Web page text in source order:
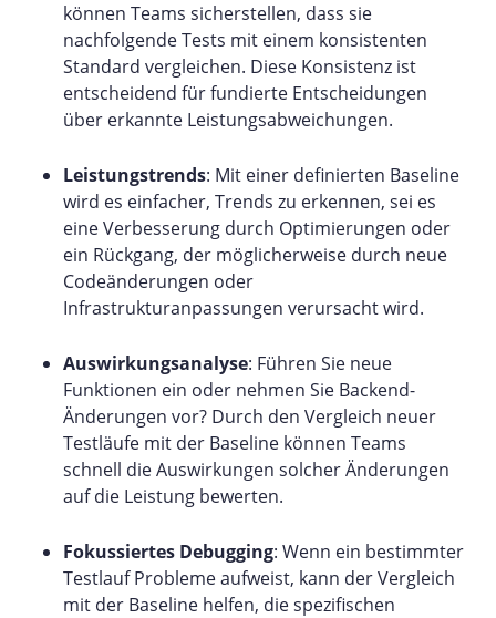
können Teams sicherstellen, dass sie
nachfolgende Tests mit einem konsistenten
Standard vergleichen. Diese Konsistenz ist
entscheidend für fundierte Entscheidungen
über erkannte Leistungsabweichungen.
Leistungstrends: Mit einer definierten Baseline
wird es einfacher, Trends zu erkennen, sei es
eine Verbesserung durch Optimierungen oder
ein Rückgang, der möglicherweise durch neue
Codeänderungen oder
Infrastrukturanpassungen verursacht wird.
Auswirkungsanalyse: Führen Sie neue
Funktionen ein oder nehmen Sie Backend-
Änderungen vor? Durch den Vergleich neuer
Testläufe mit der Baseline können Teams
schnell die Auswirkungen solcher Änderungen
auf die Leistung bewerten.
Fokussiertes Debugging: Wenn ein bestimmter
Testlauf Probleme aufweist, kann der Vergleich
mit der Baseline helfen, die spezifischen